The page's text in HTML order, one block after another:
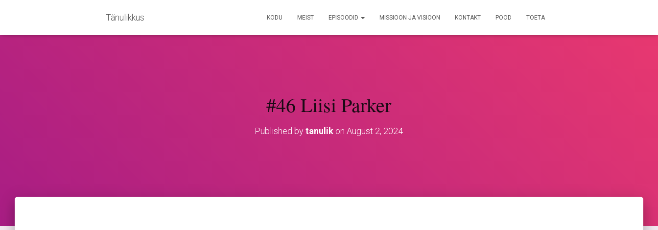
Tänulikkus KODU MEIST EPISOODID MISSIOON JA VISIOON KONTAKT POOD TOETA
#46 Liisi Parker
Published bytanulik onAugust 2, 2024